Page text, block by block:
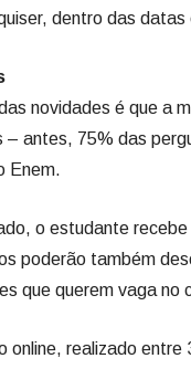
dentro das
novidades é que a
– antes, 75% das
Enem.
o estudante
poderão também
que querem vaga no
online, realizado